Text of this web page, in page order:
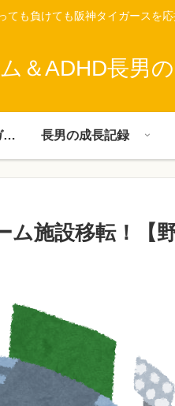
ても負けても阪神タイガースを応
＆ADHD長男
父ちゃんの話（タイガース） 長男の成長記録
施設移転！【野